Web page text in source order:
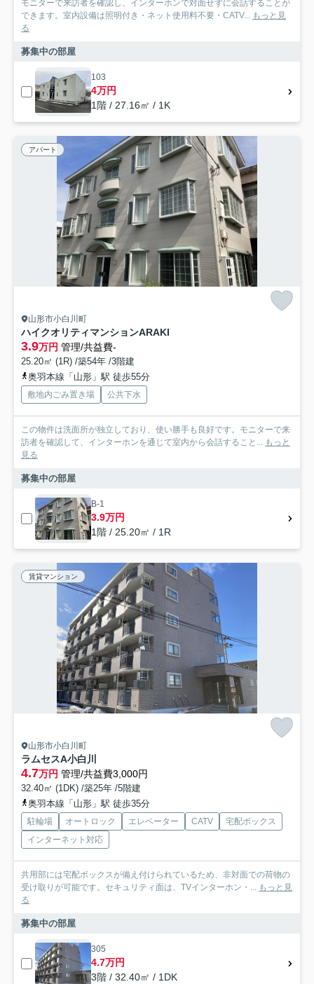
モニターで来訪者を確認し、インターホンで対面せずに会話することが
できます。室内設備は照明付き・ネット使用料不要・CATV... もっと見
る
募集中の部屋
103
4万円
1階 / 27.16㎡ / 1K
アパート
山形市小白川町
ハイクオリティマンションARAKI
3.9万円 管理/共益費-
25.20㎡ (1R) /築54年 /3階建
奥羽本線「山形」駅 徒歩55分
敷地内ごみ置き場 公共下水
この物件は洗面所が独立しており、使い勝手も良好です。モニターで来
訪者を確認して、インターホンを通じて室内から会話すること... もっと
見る
募集中の部屋
B-1
3.9万円
1階 / 25.20㎡ / 1R
賃貸マンション
山形市小白川町
ラムセスA小白川
4.7万円 管理/共益費3,000円
32.40㎡ (1DK) /築25年 /5階建
奥羽本線「山形」駅 徒歩35分
駐輪場 オートロック エレベーター CATV
宅配ボックス
インターネット対応
共用部には宅配ボックスが備え付けられているため、非対面での荷物の
受け取りが可能です。セキュリティ面は、TVインターホン・... もっと見
る
募集中の部屋
305
4.7万円
3階 / 32.40㎡ / 1DK